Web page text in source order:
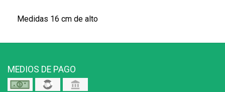
Medidas 16 cm de alto
MEDIOS DE PAGO